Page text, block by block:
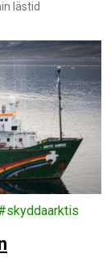
lästid
skyddaarktis